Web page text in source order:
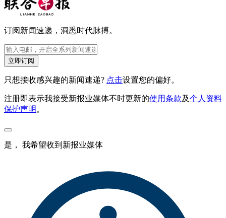
订阅新闻速递，洞悉时代脉搏。
立即订阅
只想接收感兴趣的新闻速递? 点击设置您的偏好。
注册即表示我接受新报业媒体不时更新的使用条款及个人资料
保护声明。
是， 我希望收到新报业媒体